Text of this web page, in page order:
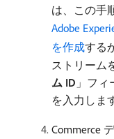
は、この手
Adobe
を作成する
ストリーム
ム ID 」フ
を入力しま
Commerce